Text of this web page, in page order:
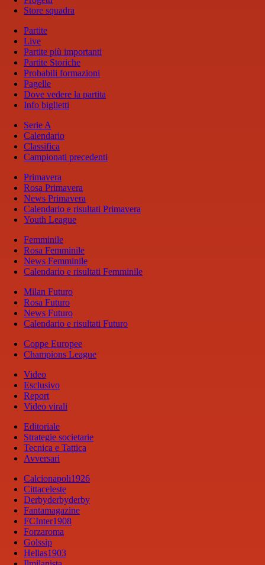
Store squadra
Partite
Live
Partite più importanti
Partite Storiche
Probabili formazioni
Pagelle
Dove vedere la partita
Info biglietti
Serie A
Calendario
Classifica
Campionati precedenti
Primavera
Rosa Primavera
News Primavera
Calendario e risultati Primavera
Youth League
Femminile
Rosa Femminile
News Femminile
Calendario e risultati Femminile
Milan Futuro
Rosa Futuro
News Futuro
Calendario e risultati Futuro
Coppe Europee
Champions League
Video
Esclusivo
Report
Video virali
Editoriale
Strategie societarie
Tecnica e Tattica
Avversari
Calcionapoli1926
Cittaceleste
Derbyderbyderby
Fantamagazine
FCInter1908
Forzaroma
Golssip
Hellas1903